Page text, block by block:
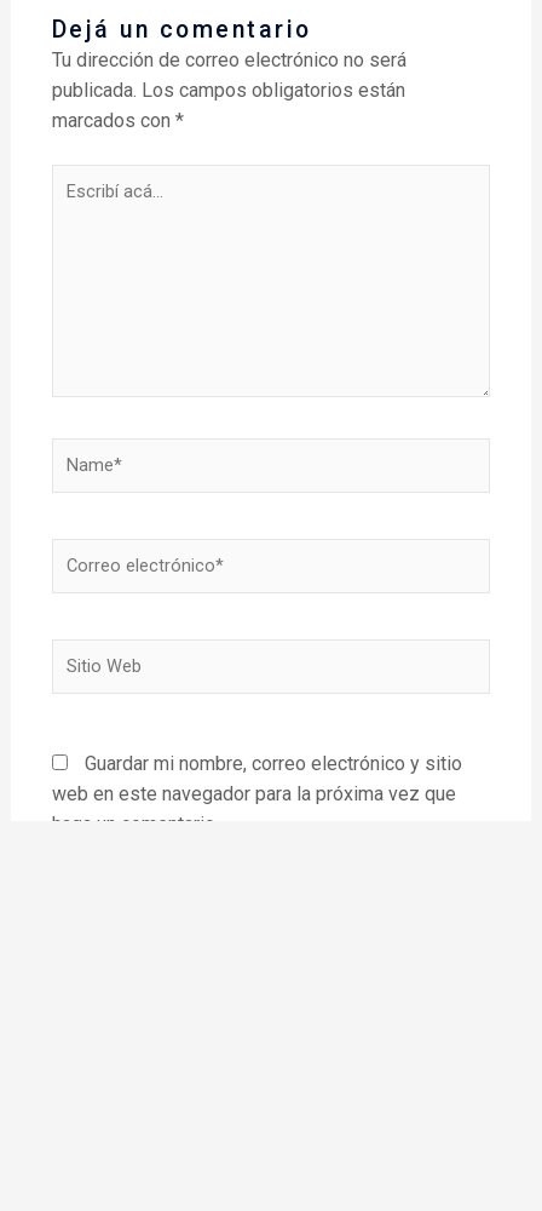
Dejá un comentario
Tu dirección de correo electrónico no será
publicada. Los campos obligatorios están
marcados con *
Escribí
Name*
Correo
Sitio
Guardar mi nombre, correo electrónico y sitio
web en este navegador para la próxima vez que
haga un comentario.